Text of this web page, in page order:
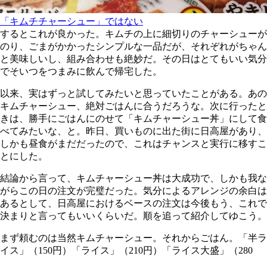
「キムチチャーシュー」ではない
するとこれが良かった。キムチの上に細切りのチャーシューが
のり、ごまがかかったシンプルな一品だが、それぞれがちゃん
と美味しいし、組み合わせも絶妙だ。その日はとてもいい気分
でそいつをつまみに飲んで帰宅した。
以来、実はずっと試してみたいと思っていたことがある。あの
キムチャーシュー、絶対ごはんに合うだろうな。次に行ったと
きは、勝手にごはんにのせて「キムチャーシュー丼」にして食
べてみたいな、と。昨日、買いものに出た街に日高屋があり、
しかも昼食がまだだったので、これはチャンスと実行に移すこ
とにした。
結論から言って、キムチャーシュー丼は大成功で、しかも我な
がらこの日の注文が完璧だった。気分によるアレンジの余白は
あるとして、日高屋におけるベースの注文は今後もう、これで
決まりと言ってもいいくらいだ。順を追って紹介してゆこう。
まず頼むのは当然キムチャーシュー。それからごはん。「半ラ
イス」（150円）「ライス」（210円）「ライス大盛」（280